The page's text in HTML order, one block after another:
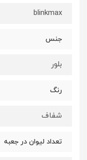
blinkmax
جنس
بلور
رنگ
شفاف
تعداد لیوان در جعبه